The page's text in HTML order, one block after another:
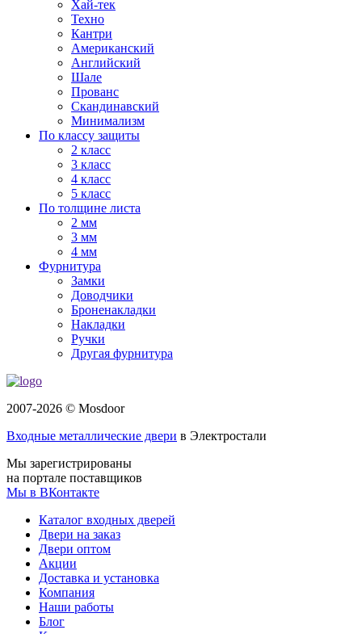
Хай-тек
Техно
Кантри
Американский
Английский
Шале
Прованс
Скандинавский
Минимализм
По классу защиты
2 класс
3 класс
4 класс
5 класс
По толщине листа
2 мм
3 мм
4 мм
Фурнитура
Замки
Доводчики
Броненакладки
Накладки
Ручки
Другая фурнитура
2007-2026 © Mosdoor
Входные металлические двери в Электростали
Мы зарегистрированы
на портале поставщиков
Мы в ВКонтакте
Каталог входных дверей
Двери на заказ
Двери оптом
Акции
Доставка и установка
Компания
Наши работы
Блог